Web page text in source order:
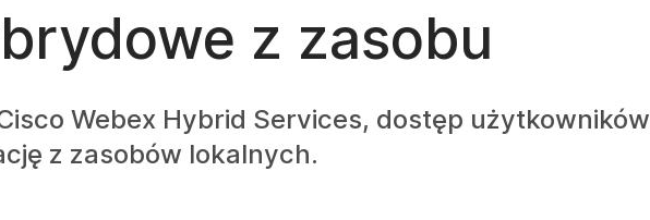
z zasobu
Webex Hybrid Services, dostęp użytkowników
z zasobów lokalnych.